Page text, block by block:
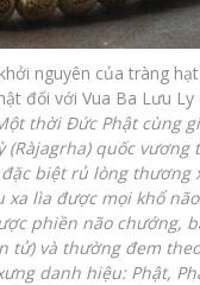
nguyên của tràng
đối với Vua Ba Lưu
thời Đức Phật cùng
(Ràjagrha) quốc
biệt rủ lòng
lìa được mọi khổ
phiền não chướng,
tử) và thường đem
danh hiệu: Phật,